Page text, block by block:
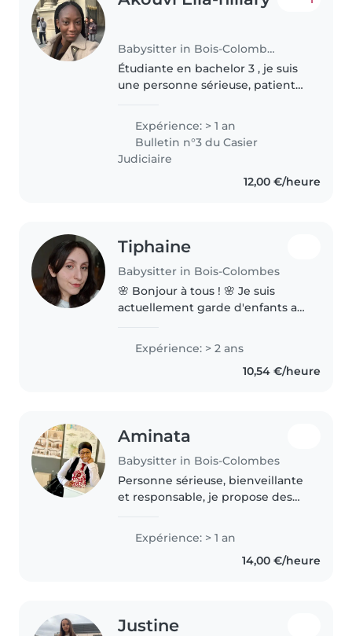
Babysitter in Bois-Colombes
Étudiante en bachelor 3 , je suis
une personne sérieuse, patiente
m'occuper de différents enfants
ainsi que de mes petits frères et
sœurs . Je sais..
Expérience: > 1 an
Bulletin n°3 du Casier
Judiciaire
12,00 €/heure
Tiphaine
Babysitter in Bois-Colombes
🌸 Bonjour à tous ! 🌸 Je suis
actuellement garde d'enfants au
les vacances scolaires, je propose
mes services pour garder vos
petits bouts de chou, que..
Expérience: > 2 ans
10,54 €/heure
Aminata
Babysitter in Bois-Colombes
Personne sérieuse, bienveillante
et responsable, je propose des
âge. Patiente et à l’écoute, je
Expérience: > 1 an
14,00 €/heure
Justine